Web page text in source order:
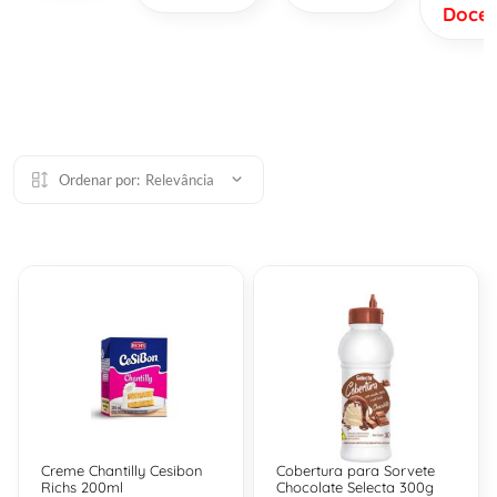
Doce
Ordenar por: Relevância
Creme Chantilly Cesibon
Richs 200ml
Cobertura para Sorvete
Chocolate Selecta 300g